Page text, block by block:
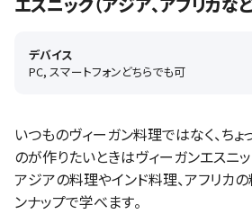
デバイス
PC, スマートフォンどちらでも可
いつものヴィーガン料理ではなく、ち
のが作りたいときはヴィーガンエスニッ
アジアの料理やインド料理、アフリカ
ンナップで学べます。